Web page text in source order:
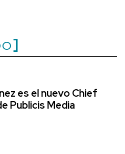
es el nuevo Chief
Publicis Media